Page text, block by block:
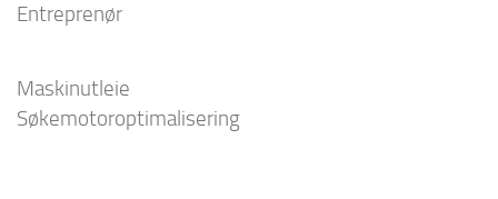
Entreprenør
Maskinutleie
Søkemotoroptimalisering